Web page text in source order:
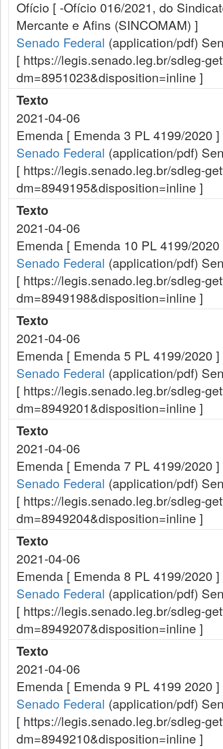
Ofício [ -Ofício 016/2021, do
Mercante e Afins (SINCOMAM) ]
Senado Federal (application/pdf)
[ https://legis.senado.leg.br/sdleg-
dm=8951023&disposition=inline ]
Texto
2021-04-06
Emenda [ Emenda 3 PL 4199/2020 ]
Senado Federal (application/pdf)
[ https://legis.senado.leg.br/sdleg-
dm=8949195&disposition=inline ]
Texto
2021-04-06
Emenda [ Emenda 10 PL 4199/2020
Senado Federal (application/pdf)
[ https://legis.senado.leg.br/sdleg-
dm=8949198&disposition=inline ]
Texto
2021-04-06
Emenda [ Emenda 5 PL 4199/2020 ]
Senado Federal (application/pdf)
[ https://legis.senado.leg.br/sdleg-
dm=8949201&disposition=inline ]
Texto
2021-04-06
Emenda [ Emenda 7 PL 4199/2020 ]
Senado Federal (application/pdf)
[ https://legis.senado.leg.br/sdleg-
dm=8949204&disposition=inline ]
Texto
2021-04-06
Emenda [ Emenda 8 PL 4199/2020 ]
Senado Federal (application/pdf)
[ https://legis.senado.leg.br/sdleg-
dm=8949207&disposition=inline ]
Texto
2021-04-06
Emenda [ Emenda 9 PL 4199 2020 ]
Senado Federal (application/pdf)
[ https://legis.senado.leg.br/sdleg-
dm=8949210&disposition=inline ]